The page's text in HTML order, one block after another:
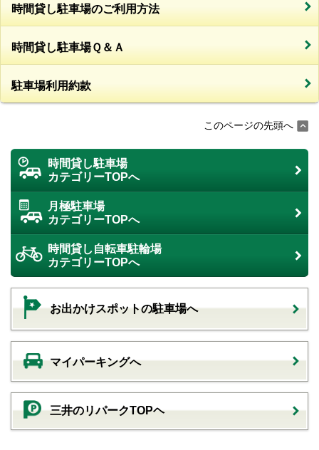
時間貸し駐車場のご利用方法
時間貸し駐車場Ｑ＆Ａ
駐車場利用約款
このページの先頭へ
時間貸し駐車場
カテゴリーTOPへ
月極駐車場
カテゴリーTOPへ
時間貸し自転車駐輪場
カテゴリーTOPへ
お出かけスポットの駐車場へ
マイパーキングへ
三井のリパークTOPヘ